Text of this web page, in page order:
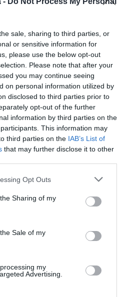
sale, sharing to third parties, or
or sensitive information for
please use the below opt-out
Please note that after your
you may continue seeing
on personal information utilized by
disclosed to third parties prior to
opt-out of the further
information by third parties on the
This information may
third parties on the IAB’s List of
that may further disclose it to other
Opt Outs
Sharing of my
Sale of my
my
Advertising.
Abramovici, proprietarul